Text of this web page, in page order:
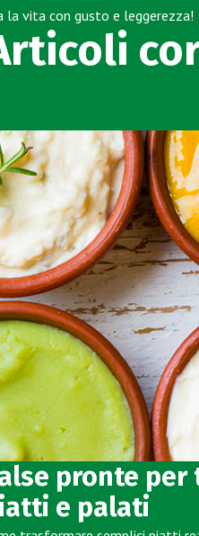
la vita con gusto e leggerezza!
pronte
e palati